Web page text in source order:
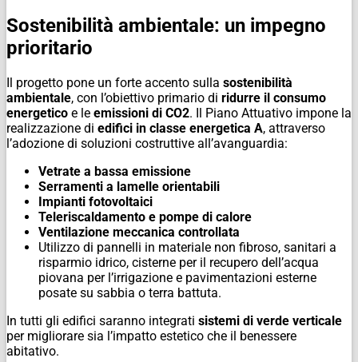
Sostenibilità ambientale: un impegno
prioritario
Il progetto pone un forte accento sulla sostenibilità
ambientale, con l’obiettivo primario di ridurre il consumo
energetico e le emissioni di CO2. Il Piano Attuativo impone la
realizzazione di edifici in classe energetica A, attraverso
l’adozione di soluzioni costruttive all’avanguardia:
Vetrate a bassa emissione
Serramenti a lamelle orientabili
Impianti fotovoltaici
Teleriscaldamento e pompe di calore
Ventilazione meccanica controllata
Utilizzo di pannelli in materiale non fibroso, sanitari a
risparmio idrico, cisterne per il recupero dell’acqua
piovana per l’irrigazione e pavimentazioni esterne
posate su sabbia o terra battuta.
In tutti gli edifici saranno integrati sistemi di verde verticale
per migliorare sia l’impatto estetico che il benessere
abitativo.